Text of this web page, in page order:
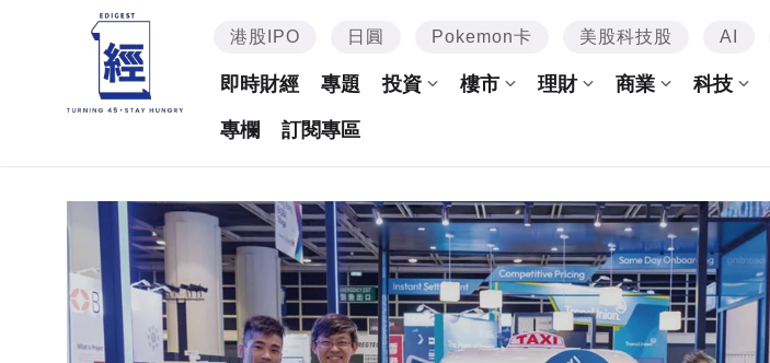
港股IPO 日圓 Pokemon卡 美股科技股 AI
即時財經 專題 投資 樓市 理財 商業 科技
專欄 訂閱專區